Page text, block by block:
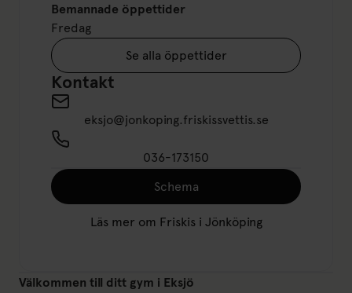
Bemannade öppettider
Fredag
Se alla öppettider
Kontakt
eksjo@jonkoping.friskissvettis.se
036-173150
Schema
Läs mer om Friskis i Jönköping
Välkommen till ditt gym i Eksjö